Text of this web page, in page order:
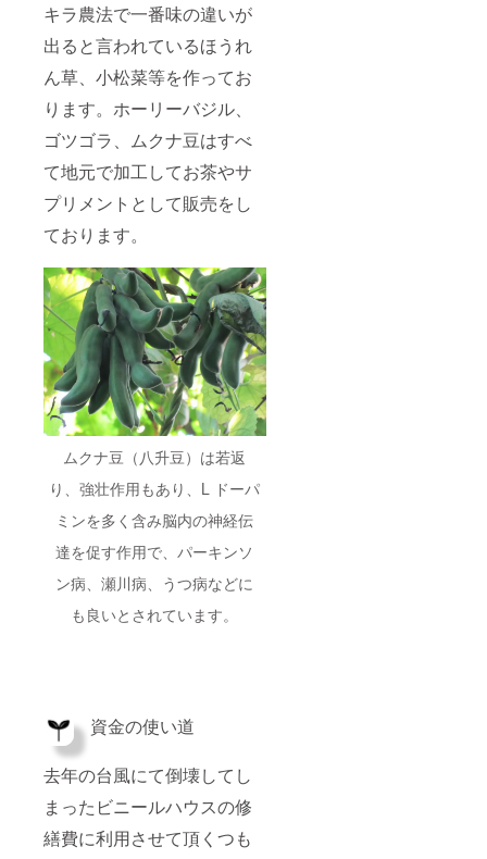
キラ農法で一番味の違いが
出ると言われているほうれ
ん草、小松菜等を作ってお
ります。ホーリーバジル、
ゴツゴラ、ムクナ豆はすべ
て地元で加工してお茶やサ
プリメントとして販売をし
ております。
ムクナ豆（八升豆）は若返
り、強壮作用もあり、L ドーパ
ミンを多く含み脳内の神経伝
達を促す作用で、パーキンソ
ン病、瀬川病、うつ病などに
も良いとされています。
資金の使い道
去年の台風にて倒壊してし
まったビニールハウスの修
繕費に利用させて頂くつも